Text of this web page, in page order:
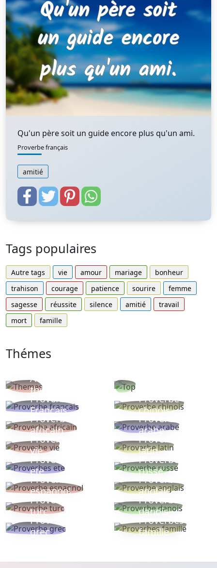
Qu'un père soit un guide encore plus qu'un ami.
Proverbe français
amitié
Tags populaires
Autre tags vie amour mariage
bonheur
trahison
courage patience sourire
femme
sagesse
réussite silence amitié
travail
mort
famille
Thémes
Autres
thèmes
Proverbe
Français
Proverbe
chinois
Proverbe
africain
Proverbe
arabe
Proverbe
vie
Proverbe
latin
Proverbes
ete
Proverbe
russe
Proverbe
espagnol
Proverbe
anglais
Proverbe
turc
Proverbe
danois
Proverbe
grec
Proverbes
famille